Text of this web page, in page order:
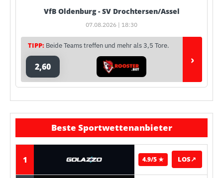
VfB Oldenburg - SV Drochtersen/Assel
07.08.2026 | 18:30
TIPP: Beide Teams treffen und mehr als 3,5 Tore.
2,60 ›
Beste Sportwettenanbieter
1 4.9/5 ★ LOS↗